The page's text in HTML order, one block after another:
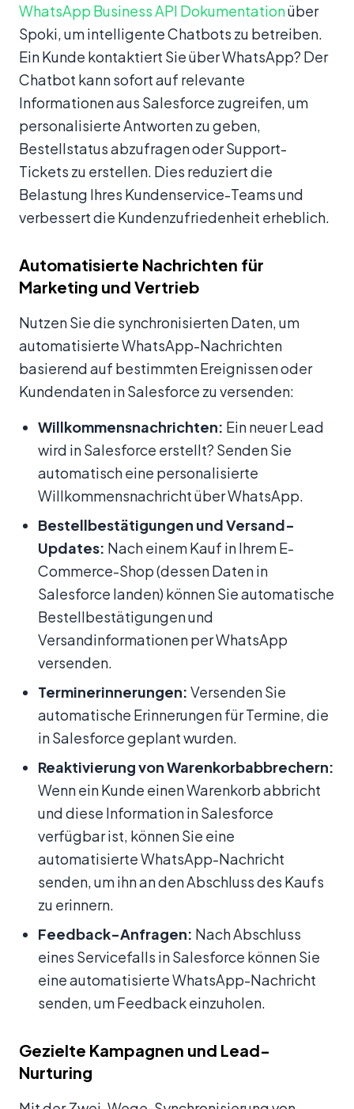
WhatsApp Business API Dokumentationüber
Spoki, um intelligente Chatbots zu betreiben.
Ein Kunde kontaktiert Sie über WhatsApp? Der
Chatbot kann sofort auf relevante
Informationen aus Salesforce zugreifen, um
personalisierte Antworten zu geben,
Bestellstatus abzufragen oder Support-
Tickets zu erstellen. Dies reduziert die
Belastung Ihres Kundenservice-Teams und
verbessert die Kundenzufriedenheit erheblich.
Automatisierte Nachrichten für
Marketing und Vertrieb
Nutzen Sie die synchronisierten Daten, um
automatisierte WhatsApp-Nachrichten
basierend auf bestimmten Ereignissen oder
Kundendaten in Salesforce zu versenden:
Willkommensnachrichten: Ein neuer Lead
wird in Salesforce erstellt? Senden Sie
automatisch eine personalisierte
Willkommensnachricht über WhatsApp.
Bestellbestätigungen und Versand-
Updates: Nach einem Kauf in Ihrem E-
Commerce-Shop (dessen Daten in
Salesforce landen) können Sie automatische
Bestellbestätigungen und
Versandinformationen per WhatsApp
versenden.
Terminerinnerungen: Versenden Sie
automatische Erinnerungen für Termine, die
in Salesforce geplant wurden.
Reaktivierung von Warenkorbabbrechern:
Wenn ein Kunde einen Warenkorb abbricht
und diese Information in Salesforce
verfügbar ist, können Sie eine
automatisierte WhatsApp-Nachricht
senden, um ihn an den Abschluss des Kaufs
zu erinnern.
Feedback-Anfragen: Nach Abschluss
eines Servicefalls in Salesforce können Sie
eine automatisierte WhatsApp-Nachricht
senden, um Feedback einzuholen.
Gezielte Kampagnen und Lead-
Nurturing